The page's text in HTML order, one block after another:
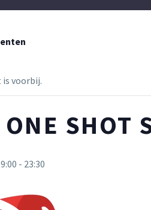
voorbij.
SHOT
- 23:30